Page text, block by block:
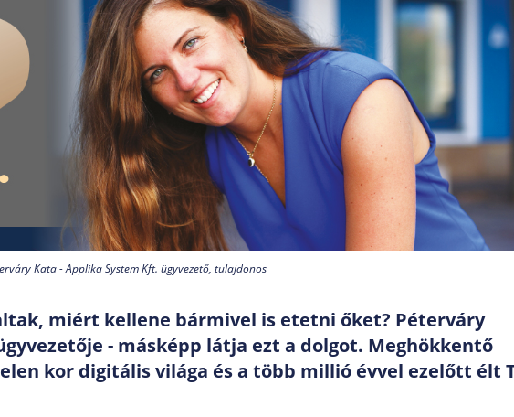
Kata - Applika System Kft. ügyvezető, tulajdonos
miért kellene bármivel is etetni őket? Péterváry
- másképp látja ezt a dolgot. Meghökkentő
kor digitális világa és a több millió évvel ezelőtt élt